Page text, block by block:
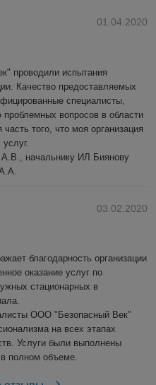
01.04.2020
проводили испытания
Качество предоставляемых
специалисты,
вопросов в области
того, что моя организация
А.В., начальнику ИЛ Биянову
03.02.2020
благодарность организации
оказание услуг по
стационарных в
ООО "Безопасный Век"
на всех этапах
Услуги были выполнены
полном объеме.